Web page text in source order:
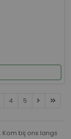
4 5
bij ons langs